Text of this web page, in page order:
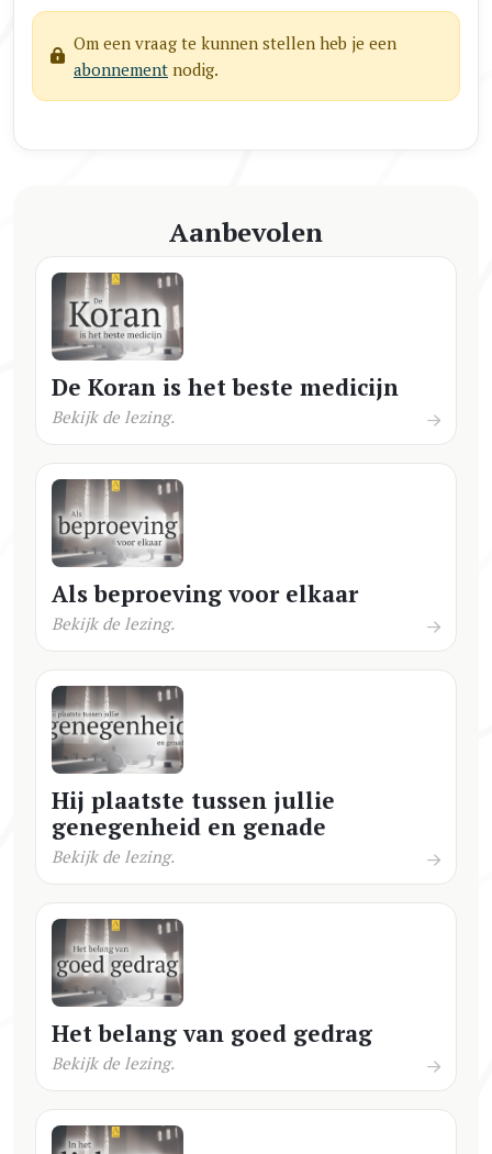
Om een vraag te kunnen stellen heb je een
abonnement nodig.
Aanbevolen
De Koran is het beste medicijn
Bekijk de lezing.
Als beproeving voor elkaar
Bekijk de lezing.
Hij plaatste tussen jullie
genegenheid en genade
Bekijk de lezing.
Het belang van goed gedrag
Bekijk de lezing.